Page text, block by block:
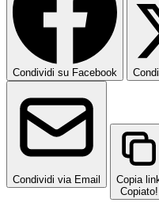
Condividi su Facebook
Condividi via Email
Copia
Copiato!